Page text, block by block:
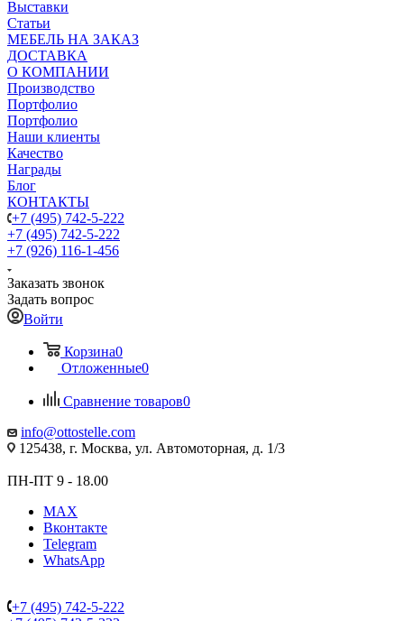
Выставки
Статьи
МЕБЕЛЬ НА ЗАКАЗ
ДОСТАВКА
О КОМПАНИИ
Производство
Портфолио
Портфолио
Наши клиенты
Качество
Награды
Блог
КОНТАКТЫ
+7 (495) 742-5-222
+7 (495) 742-5-222
+7 (926) 116-1-456
Заказать звонок
Задать вопрос
Войти
Корзина0
Отложенные0
Сравнение товаров0
info@ottostelle.com
125438, г. Москва, ул. Автомоторная, д. 1/3
ПН-ПТ 9 - 18.00
MAX
Вконтакте
Telegram
WhatsApp
+7 (495) 742-5-222